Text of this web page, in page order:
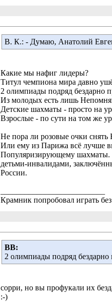
В. К.: - Думаю, Анатолий
Какие мы нафиг лидеры?
Титул чемпиона мира давно
2 олимпиады подряд бездарно
Из молодых есть лишь
Детские шахматы - просто на
Взрослые - по сути на том же
Не пора ли розовые очки
Или ему из Парижа всё лучше
Популяризирующему
детьми-инвалидами,
России.
Крамник попробовал играть
ВВ:
2 олимпиады подряд бездарно
сорри, но вы профукали их
:-)